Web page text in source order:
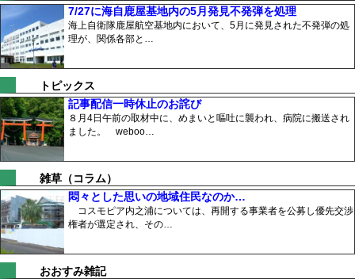
7/27に海自鹿屋基地内の5月発見不発弾を処理
海上自衛隊鹿屋航空基地内において、5月に発見された不発弾の処
理が、関係各部と…
トピックス
記事配信一時休止のお詫び
８月4日午前の取材中に、めまいと嘔吐に襲われ、病院に搬送され
ました。 weboo…
雑草（コラム）
悶々とした思いの地域住民なのか…
コスモピア内之浦については、再開する事業者を公募し優先交渉
権者が選定され、その…
おおすみ雑記